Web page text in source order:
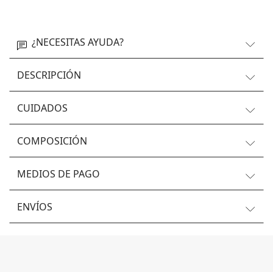
¿NECESITAS AYUDA?
DESCRIPCIÓN
CUIDADOS
COMPOSICIÓN
MEDIOS DE PAGO
ENVÍOS